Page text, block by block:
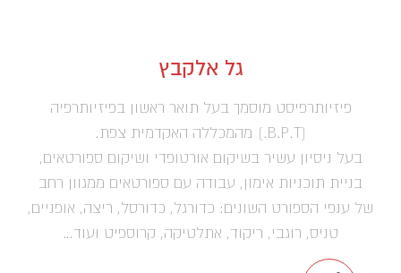
גל אלקבץ
פיזיותרפיסט מוסמך בעל תואר ראשון בפיזיותרפיה
(B.P.T.) מהמכללה האקדמית צפת.
בעל ניסיון עשיר בשיקום אורטופדי ושיקום ספורטאים,
בניית תוכניות אימון, עבודה עם ספורטאים ממגוון רחב
של ענפי הספורט השונים: כדורגל, כדורסל, ריצה, אופניים,
טניס, רוגבי, ריקוד, אתלטיקה, קרוספיט ועוד…